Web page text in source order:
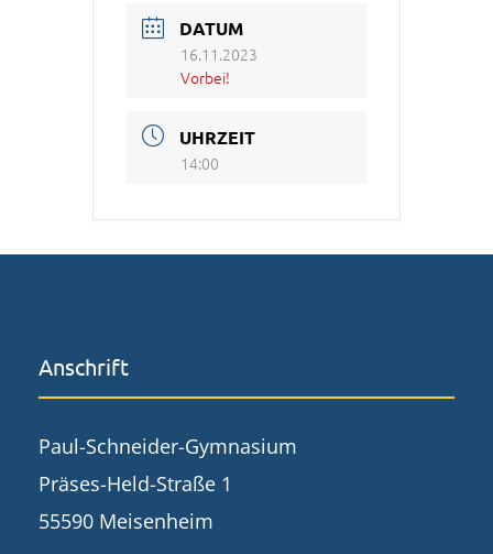
DATUM
16.11.2023
Vorbei!
UHRZEIT
14:00
Anschrift
Paul-Schneider-Gymnasium
Präses-Held-Straße 1
55590 Meisenheim